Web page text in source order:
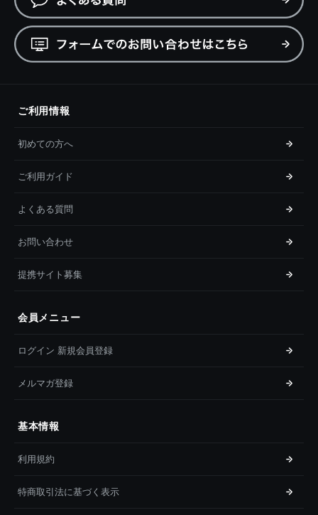
ご利用情報
初めての方へ
ご利用ガイド
よくある質問
お問い合わせ
提携サイト募集
会員メニュー
ログイン 新規会員登録
メルマガ登録
基本情報
利用規約
特商取引法に基づく表示